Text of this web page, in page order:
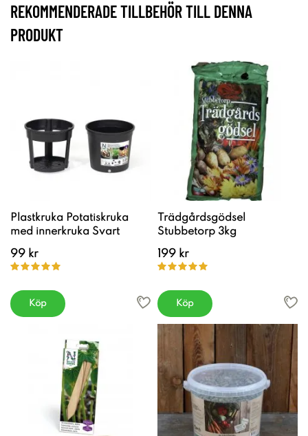
REKOMMENDERADE TILLBEHÖR TILL DENNA
PRODUKT
Plastkruka Potatiskruka
med innerkruka Svart
99 kr
Köp
Trädgårdsgödsel
Stubbetorp 3kg
199 kr
Köp